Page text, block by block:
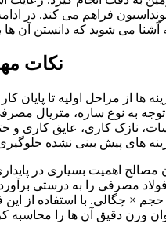
فراهم می کند. در
نکات
از مراحل اولیه تا پایان
به نوع سازه، متریال
نازک کاری، عایق کاری
اهمیت بسیاری در پایداری
مصرفی را به درستی
با استفاده از این